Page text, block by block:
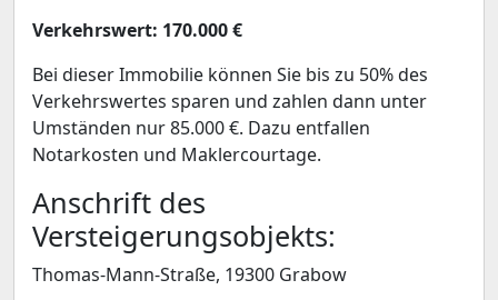
Verkehrswert: 170.000 €
Bei dieser Immobilie können Sie bis zu 50% des
Verkehrswertes sparen und zahlen dann unter
Umständen nur 85.000 €. Dazu entfallen
Notarkosten und Maklercourtage.
Anschrift des
Versteigerungsobjekts:
Thomas-Mann-Straße, 19300 Grabow